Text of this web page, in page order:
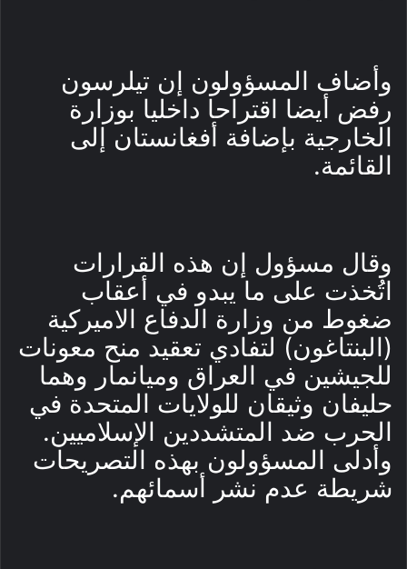
وأضاف المسؤولون إن تيلرسون
رفض أيضا اقتراحا داخليا بوزارة
الخارجية بإضافة أفغانستان إلى
القائمة.
وقال مسؤول إن هذه القرارات
اتُخذت على ما يبدو في أعقاب
ضغوط من وزارة الدفاع الاميركية
(البنتاغون) لتفادي تعقيد منح معونات
للجيشين في العراق وميانمار وهما
حليفان وثيقان للولايات المتحدة في
الحرب ضد المتشددين الإسلاميين.
وأدلى المسؤولون بهذه التصريحات
شريطة عدم نشر أسمائهم.